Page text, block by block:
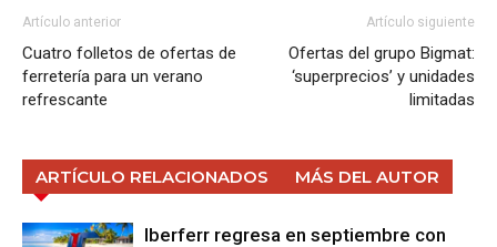
Artículo anterior
Cuatro folletos de ofertas de
ferretería para un verano
refrescante
Artículo siguiente
Ofertas del grupo Bigmat:
‘superprecios’ y unidades
limitadas
ARTÍCULO RELACIONADOS MÁS DEL AUTOR
Iberferr regresa en septiembre con